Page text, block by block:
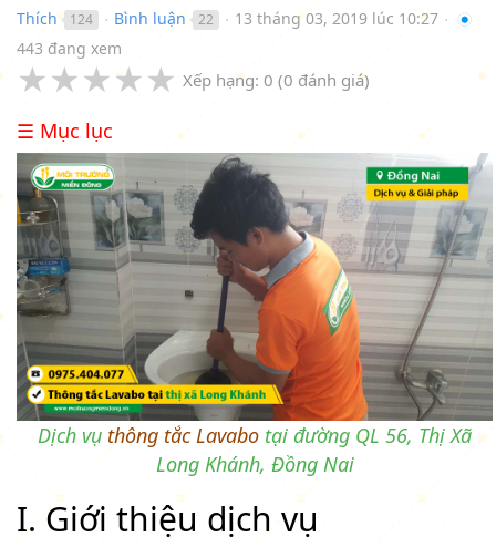
Thích 124 ● Bình luận 22 ● 13 tháng 03, 2019 lúc 10:27 ●
443 đang xem
★★★★★ Xếp hạng: 0 (0 đánh giá)
☰ Mục lục
Dịch vụ thông tắc Lavabo tại đường QL 56, Thị Xã
Long Khánh, Đồng Nai
I. Giới thiệu dịch vụ